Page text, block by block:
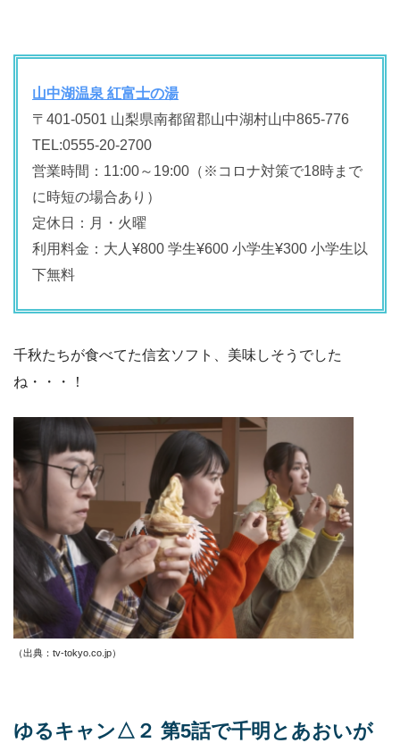
山中湖温泉 紅富士の湯
〒401-0501 山梨県南都留郡山中湖村山中865-776
TEL:0555-20-2700
営業時間：11:00～19:00（※コロナ対策で18時まで
に時短の場合あり）
定休日：月・火曜
利用料金：大人¥800 学生¥600 小学生¥300 小学生以
下無料
千秋たちが食べてた信玄ソフト、美味しそうでした
ね・・・！
（出典：tv-tokyo.co.jp）
ゆるキャン△２ 第5話で千明とあおいが